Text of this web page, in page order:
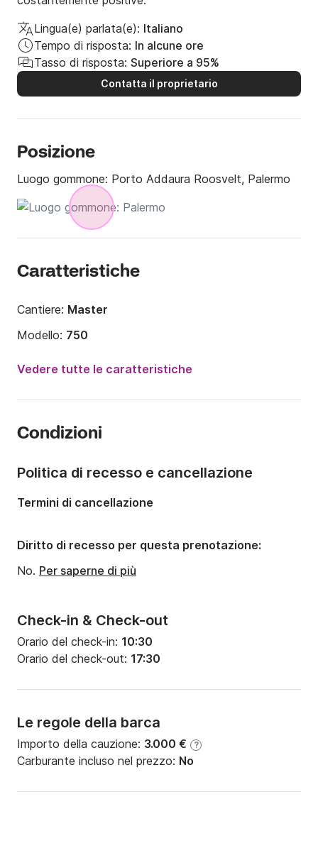
Lingua(e) parlata(e): Italiano
Tempo di risposta: In alcune ore
Tasso di risposta: Superiore a 95%
Contatta il proprietario
Posizione
Luogo gommone: Porto Addaura Roosvelt, Palermo
Caratteristiche
Cantiere: Master
Modello: 750
150CV
Portata massima persone:
Vedere tutte le caratteristiche
Condizioni
Check-in & Check-out
Orario del check-in: 10:30
Orario del check-out: 17:30
Le regole della barca
Importo della cauzione: 3.000 € ?
Carburante incluso nel prezzo: No
Politica di recesso e cancellazione
Termini di cancellazione
Diritto di recesso per questa prenotazione:
No. Per saperne di più